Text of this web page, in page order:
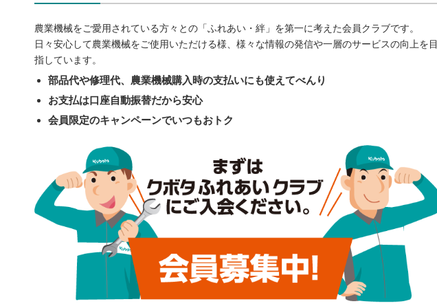
農業機械をご愛用されている方々との「ふれあい・絆」を第一に考えた会員クラブです。
日々安心して農業機械をご使用いただける様、様々な情報の発信や一層のサービスの向上を目
指しています。
部品代や修理代、農業機械購入時の支払いにも使えてべんり
お支払は口座自動振替だから安心
会員限定のキャンペーンでいつもおトク